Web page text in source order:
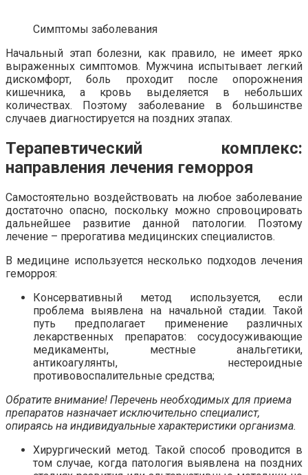
Симптомы заболевания
Начальный этап болезни, как правило, не имеет ярко
выраженных симптомов. Мужчина испытывает легкий
дискомфорт, боль проходит после опорожнения
кишечника, а кровь выделяется в небольших
количествах. Поэтому заболевание в большинстве
случаев диагностируется на поздних этапах.
Терапевтический комплекс:
направления лечения геморроя
Самостоятельно воздействовать на любое заболевание
достаточно опасно, поскольку можно спровоцировать
дальнейшее развитие данной патологии. Поэтому
лечение – прерогатива медицинских специалистов.
В медицине используется несколько подходов лечения
геморроя:
Консервативный метод используется, если
проблема выявлена на начальной стадии. Такой
путь предполагает применение различных
лекарственных препаратов: сосудосуживающие
медикаменты, местные анальгетики,
антикоагулянты, нестероидные
противовоспалительные средства;
Обратите внимание! Перечень необходимых для приема
препаратов назначает исключительно специалист,
опираясь на индивидуальные характеристики организма.
Хирургический метод. Такой способ проводится в
том случае, когда патология выявлена на поздних